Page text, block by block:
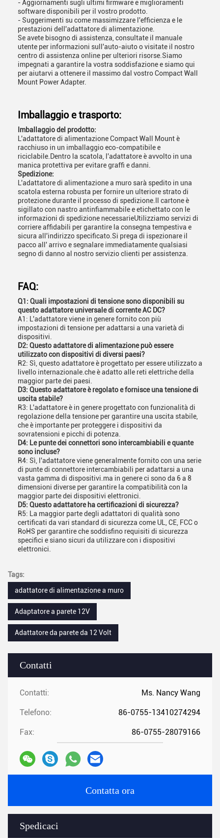
Contatti
Contatti: Ms. Nancy Wang
Telefono: 86-0755-13410274294
Fax: 86-0755-28079166
Contatta ora
Spedicaci
- Aggiornamenti sugli ultimi firmware e miglioramenti
software disponibili per il vostro prodotto.
- Suggerimenti su come massimizzare l'efficienza e le
prestazioni dell'adattatore di alimentazione.
Se avete bisogno di assistenza, consultate il manuale
utente per informazioni sull'auto-aiuto o visitate il nostro
centro di assistenza online per ulteriori risorse.Siamo
impegnati a garantire la vostra soddisfazione e siamo qui
per aiutarvi a ottenere il massimo dal vostro Compact Wall
Mount Power Adapter.
Imballaggio e trasporto:
Imballaggio del prodotto:
L'adattatore di alimentazione Compact Wall Mount è
racchiuso in un imballaggio eco-compatibile e
riciclabile.Dentro la scatola, l'adattatore è avvolto in una
manica protettiva per evitare graffi e danni.
Spedizione:
L'adattatore di alimentazione a muro sarà spedito in una
scatola esterna robusta per fornire un ulteriore strato di
protezione durante il processo di spedizione.Il cartone è
sigillato con nastro antinfiammabile e etichettato con le
informazioni di spedizione necessarieUtilizziamo servizi di
corriere affidabili per garantire la consegna tempestiva e
sicura all'indirizzo specificato.Si prega di ispezionare il
pacco all' arrivo e segnalare immediatamente qualsiasi
segno di danno al nostro servizio clienti per assistenza.
FAQ:
Q1: Quali impostazioni di tensione sono disponibili su
questo adattatore universale di corrente AC DC?
A1: L'adattatore viene in genere fornito con più
impostazioni di tensione per adattarsi a una varietà di
dispositivi.
D2: Questo adattatore di alimentazione può essere
utilizzato con dispositivi di diversi paesi?
R2: Sì, questo adattatore è progettato per essere utilizzato a
livello internazionale.che è adatto alle reti elettriche della
maggior parte dei paesi.
D3: Questo adattatore è regolato e fornisce una tensione di
uscita stabile?
R3: L'adattatore è in genere progettato con funzionalità di
regolazione della tensione per garantire una uscita stabile,
che è importante per proteggere i dispositivi da
sovratensioni e picchi di potenza.
D4: Le punte dei connettori sono intercambiabili e quante
sono incluse?
R4: Sì, l'adattatore viene generalmente fornito con una serie
di punte di connettore intercambiabili per adattarsi a una
vasta gamma di dispositivi.ma in genere ci sono da 6 a 8
dimensioni diverse per garantire la compatibilità con la
maggior parte dei dispositivi elettronici.
D5: Questo adattatore ha certificazioni di sicurezza?
R5: La maggior parte degli adattatori di qualità sono
certificati da vari standard di sicurezza come UL, CE, FCC o
RoHS per garantire che soddisfino requisiti di sicurezza
specifici e siano sicuri da utilizzare con i dispositivi
elettronici.
Tags:
adattatore di alimentazione a muro
Adaptatore a parete 12V
Adattatore da parete da 12 Volt